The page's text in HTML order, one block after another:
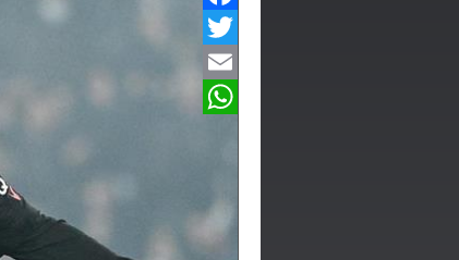
Twitter
Email
WhatsApp